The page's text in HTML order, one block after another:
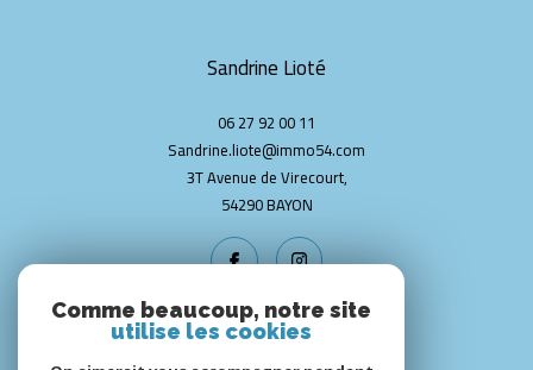
Sandrine Lioté
06 27 92 00 11
Sandrine.liote@immo54.com
3T Avenue de Virecourt,
54290 BAYON
Comme beaucoup, notre site
utilise les cookies